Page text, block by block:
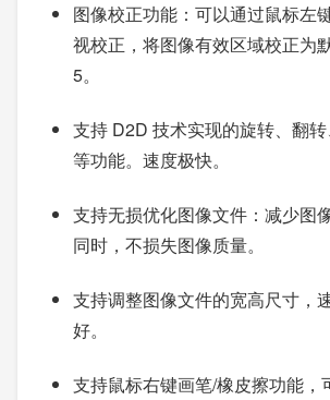
图像校正功能：可以通过鼠标左
视校正，将图像有效区域校正为
5。
支持 D2D 技术实现的旋转、翻
等功能。速度极快。
支持无损优化图像文件：减少图
同时，不损失图像质量。
支持调整图像文件的宽高尺寸，
好。
支持鼠标右键画笔/橡皮擦功能，